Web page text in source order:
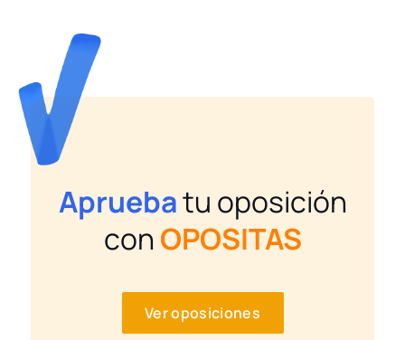
Apruebatu oposición
con OPOSITAS
Ver oposiciones